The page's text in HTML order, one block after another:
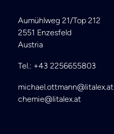
Aumühlweg 21/Top 212
2551 Enzesfeld
Austria
Tel.: +43 2256655803
michael.ottmann@litalex.at
chemie@litalex.at